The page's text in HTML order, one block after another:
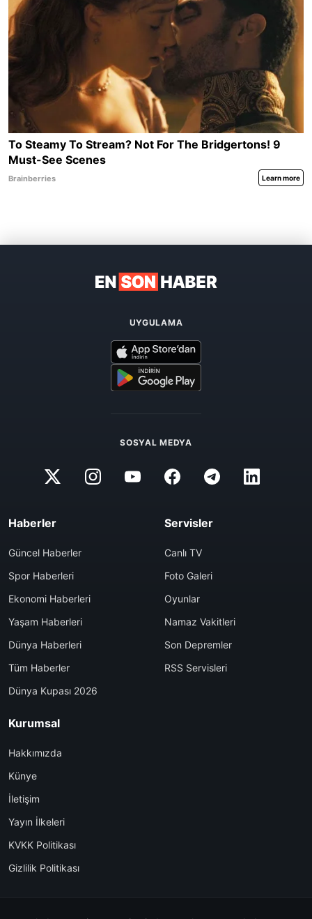
UYGULAMA
SOSYAL MEDYA
Haberler
Güncel Haberler
Spor Haberleri
Ekonomi Haberleri
Yaşam Haberleri
Dünya Haberleri
Tüm Haberler
Dünya Kupası 2026
Servisler
Canlı TV
Foto Galeri
Oyunlar
Namaz Vakitleri
Son Depremler
RSS Servisleri
Kurumsal
Hakkımızda
Künye
İletişim
Yayın İlkeleri
KVKK Politikası
Gizlilik Politikası